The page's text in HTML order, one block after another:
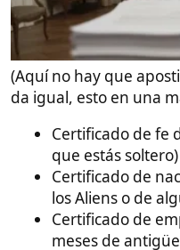
pero puede ser cualquier
confianza que esté
de la boda).
Este poder es preferible
para ello es necesario
Español en Manila.
Sed breves y educados
que queréis pedir cita
haga un poder notarial
represente para casarse